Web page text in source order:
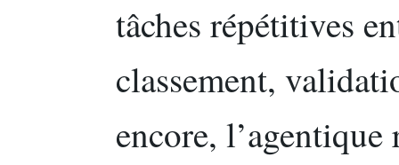
tâches répétitives
classement,
encore,